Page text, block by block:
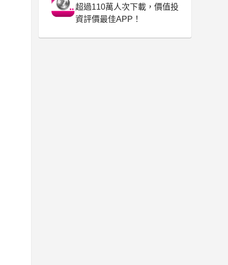
超過110萬人次下載，價值投
資評價最佳APP！